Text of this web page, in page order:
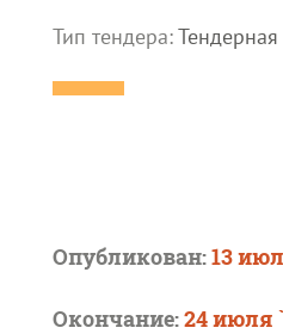
Тип тендера:
Опубликован:13
Окончание:24 июля